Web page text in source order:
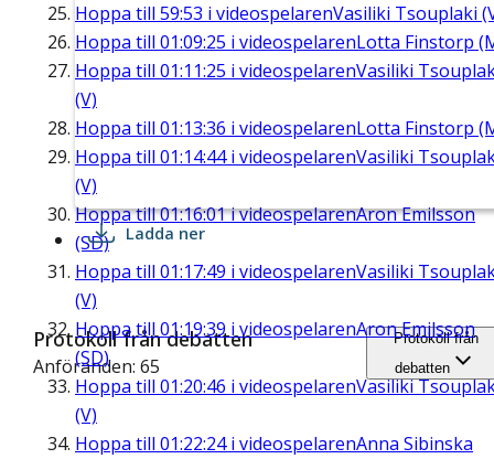
Hoppa till 59:53 i videospelarenVasiliki Tsouplaki
Hoppa till 01:09:25 i videospelarenLotta Finstorp
Hoppa till 01:11:25 i videospelarenVasiliki
(V)
Hoppa till 01:13:36 i videospelarenLotta Finstorp
Hoppa till 01:14:44i videospelarenVasiliki
(V)
Hoppa till01:16:01i videospelarenAron Emilsson
(SD)
Hoppa till 01:17:49 i videospelarenVasiliki
(V)
Hoppa till 01:19:39 i videospelarenAron Emilsson
(SD)
Hoppa till 01:20:46 i videospelarenVasiliki
(V)
Hoppa till 01:22:24i videospelarenAnna Sibinska
Ladda ner
Protokoll från debatten
Anföranden: 65
Protokoll från
debatten